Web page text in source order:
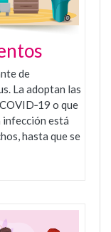
de
La adoptan las
o que
está
hasta que se